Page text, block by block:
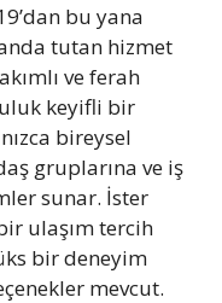
bu yana
tutan hizmet
ve ferah
keyifli bir
bireysel
gruplarına ve iş
sunar. İster
ulaşım tercih
bir deneyim
mevcut.